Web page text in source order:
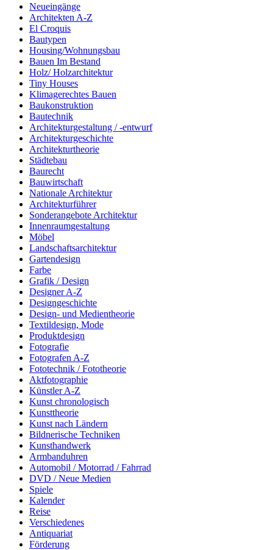
Neueingänge
Architekten A-Z
El Croquis
Bautypen
Housing/Wohnungsbau
Bauen Im Bestand
Holz/ Holzarchitektur
Tiny Houses
Klimagerechtes Bauen
Baukonstruktion
Bautechnik
Architekturgestaltung / -entwurf
Architekturgeschichte
Architekturtheorie
Städtebau
Baurecht
Bauwirtschaft
Nationale Architektur
Architekturführer
Sonderangebote Architektur
Innenraumgestaltung
Möbel
Landschaftsarchitektur
Gartendesign
Farbe
Grafik / Design
Designer A-Z
Designgeschichte
Design- und Medientheorie
Textildesign, Mode
Produktdesign
Fotografie
Fotografen A-Z
Fototechnik / Fototheorie
Aktfotographie
Künstler A-Z
Kunst chronologisch
Kunsttheorie
Kunst nach Ländern
Bildnerische Techniken
Kunsthandwerk
Armbanduhren
Automobil / Motorrad / Fahrrad
DVD / Neue Medien
Spiele
Kalender
Reise
Verschiedenes
Antiquariat
Förderung